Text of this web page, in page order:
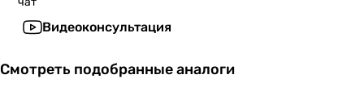
Видеоконсультация
Смотреть подобранные аналоги